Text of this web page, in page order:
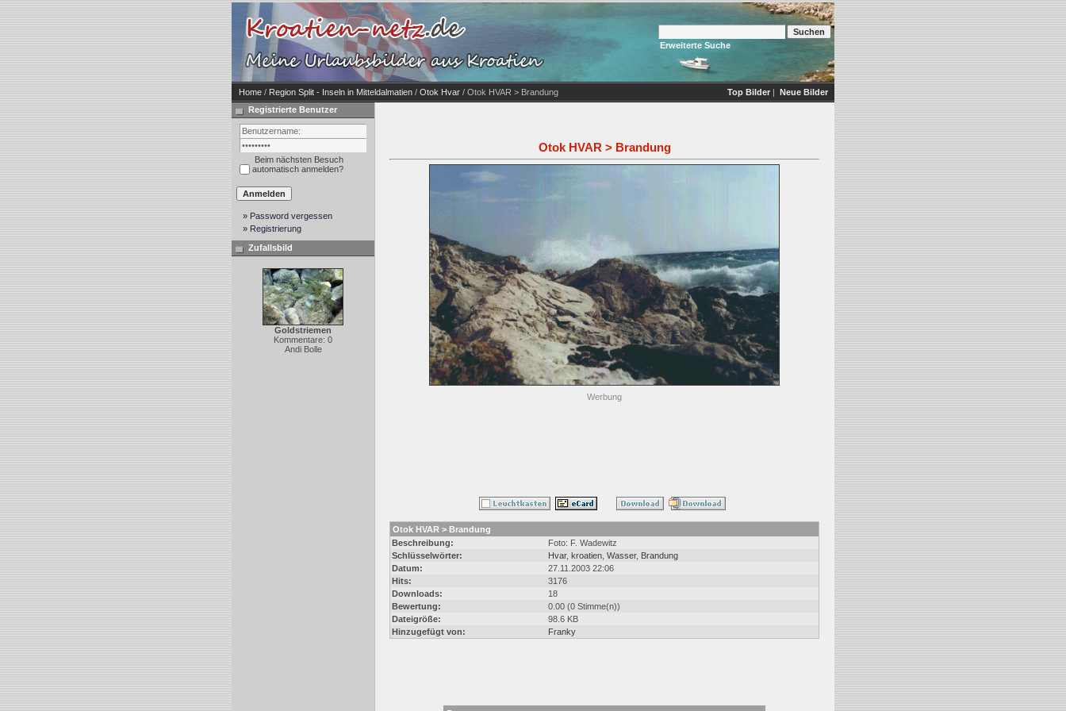
Erweiterte Suche
Home / Region Split - Inseln in Mitteldalmatien / Otok Hvar / Otok HVAR > Brandung Top Bilder | Neue Bilder
Registrierte Benutzer
Beim nächsten Besuch
automatisch anmelden?
» Password vergessen
» Registrierung
Zufallsbild
Goldstriemen
Kommentare: 0
Andi Bolle
Otok HVAR > Brandung
Werbung
Otok HVAR > Brandung
Beschreibung:
Foto: F. Wadewitz
Schlüsselwörter:
Hvar, kroatien Wasser, Brandung
Datum:
27.11.2003 22:06
Hits:
3176
Downloads:
18
Bewertung:
0.00 (0 Stimme(n))
Dateigröße:
98.6 KB
Hinzugefügt von:
Franky